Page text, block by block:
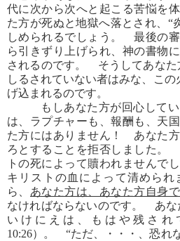
代に次から次へと起こる苦悩を
た方が死ぬと地獄へ落とされ、“
しめられるでしょう。 最後の
ら引きずり上げられ、神の書物
されるのです。 そうしてあなた
しるされていない者はみな、この
げ込まれるのです。
もしあなた方が回心して
は、ラプチャーも、報酬も、天
た方にはありません！ あなた方
ろとすることを拒否しました。
トの死によって贖われませんで
キリストの血によって清めら
ら、 あなた方は、あなた方自身で
なければならないのです。 あな
いけにえは、もはや残され
10:26）。 “ただ、・・・、恐れ